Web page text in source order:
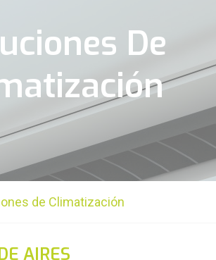
De
de Climatización
AIRES